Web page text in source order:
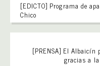
[EDICTO] Programa de
Chico
[PRENSA] El Albaicín
gracias a